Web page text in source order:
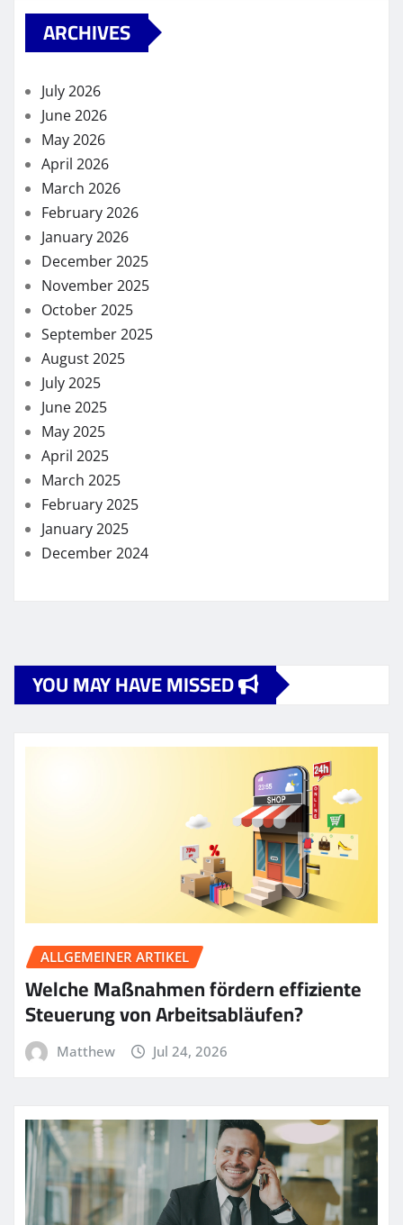
ARCHIVES
July 2026
June 2026
May 2026
April 2026
March 2026
February 2026
January 2026
December 2025
November 2025
October 2025
September 2025
August 2025
July 2025
June 2025
May 2025
April 2025
March 2025
February 2025
January 2025
December 2024
YOU MAY HAVE MISSED
ALLGEMEINER ARTIKEL
Welche Maßnahmen fördern effiziente
Steuerung von Arbeitsabläufen?
Matthew Jul 24, 2026